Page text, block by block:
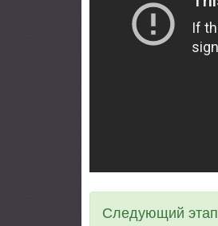
Следующий